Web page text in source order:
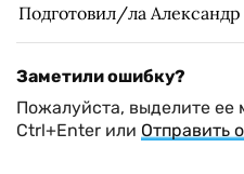
Подготовил/ла
Заметили ошибку?
Пожалуйста, выделите
Ctrl+Enter или Отправить